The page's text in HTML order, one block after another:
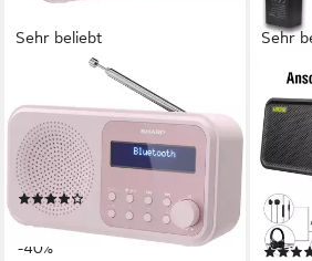
Sehr beliebt
DR-P420 Radio
2 W Leistung
Batterie Stromversorgung
0,4 kg Gewicht
(52)
ab 35,31 € UVP59,00 €
-40%
Sehr
LEICKE
und
2,4"
0,60 kg